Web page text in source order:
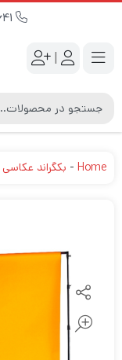
|
Home
- بکگراند عکاسی